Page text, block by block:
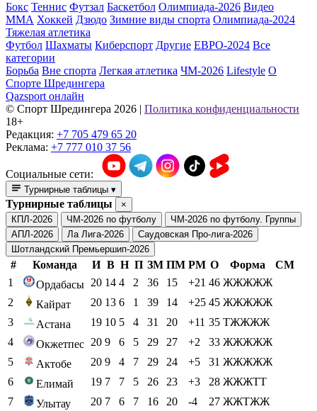
Бокс Теннис Футзал Баскетбол Олимпиада-2026 Видео
ММА Хоккей Дзюдо Зимние виды спорта Олимпиада-2024
Тяжелая атлетика
Футбол Шахматы Киберспорт Другие ЕВРО-2024 Все
категории
Борьба Вне спорта Легкая атлетика ЧМ-2026 Lifestyle О
Спорте Шредингера
Qazsport онлайн
© Cпорт Шредингера 2026 | Политика конфиденциальности
18+
Редакция: +7 705 479 65 20
Реклама: +7 777 010 37 56
Социальные сети:
Турнирные таблицы ▾
Турнирные таблицы
×
КПЛ-2026
ЧМ-2026 по футболу
ЧМ-2026 по футболу. Группы
АПЛ-2026
Ла Лига-2026
Саудовская Про-лига-2026
Шотландский Премьершип-2026
# Команда И В Н П ЗМ ПМ РМ О Форма
СМ
1
Ордабасы 20 14 4 2 36 15 +21 46 ЖЖЖЖЖ
2
Кайрат 20 13 6 1 39 14 +25 45 ЖЖЖЖЖ
3
Астана 19 10 5 4 31 20 +11 35 ТЖЖЖЖ
4
Окжетпес 20 9 6 5 29 27 +2 33 ЖЖЖЖЖ
5
Актобе 20 9 4 7 29 24 +5 31 ЖЖЖЖЖ
6
Елимай 19 7 7 5 26 23 +3 28 ЖЖЖТТ
7
Улытау 20 7 6 7 16 20 -4 27 ЖЖТЖЖ